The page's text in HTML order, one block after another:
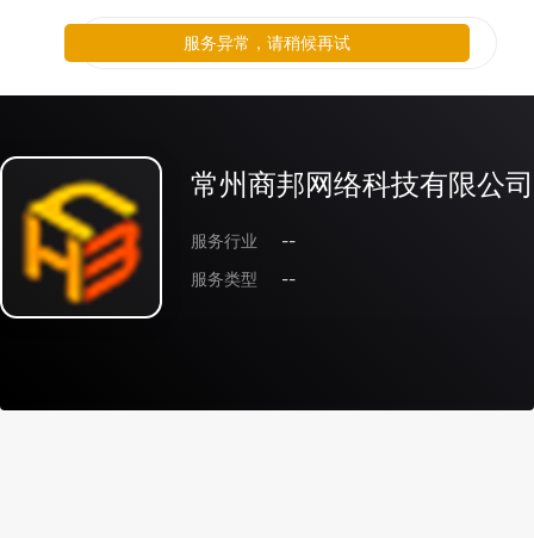
常州商邦网络科技有限公司
服务行业
--
服务类型
--
服务异常，请稍候再试